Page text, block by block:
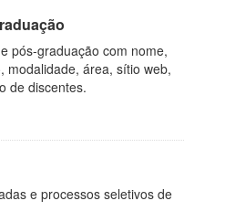
pós-graduação com nome,
modalidade, área, sítio web,
de discentes.
e processos seletivos de